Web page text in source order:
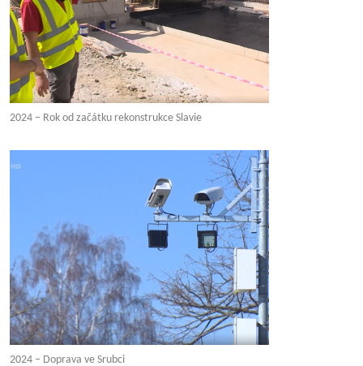
2024 – Rok od začátku rekonstrukce Slavie
2024 – Doprava ve Srubci